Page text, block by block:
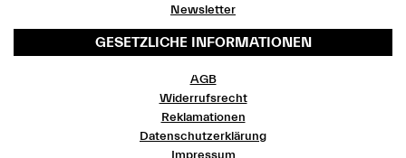
Newsletter
GESETZLICHE INFORMATIONEN
AGB
Widerrufsrecht
Reklamationen
Datenschutzerklärung